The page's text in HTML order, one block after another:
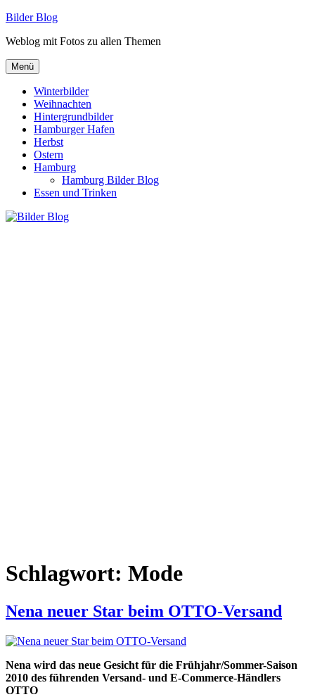
Zum
springen
Bilder Blog
Weblog mit Fotos zu allen Themen
Menü
Winterbilder
Weihnachten
Hintergrundbilder
Hamburger Hafen
Herbst
Ostern
Hamburg
Hamburg Bilder Blog
Essen und Trinken
Schlagwort: Mode
Nena neuer Star beim OTTO-Versand
Nena wird das neue Gesicht für die Frühjahr/Sommer-Saison
2010 des führenden Versand- und E-Commerce-Händlers
OTTO